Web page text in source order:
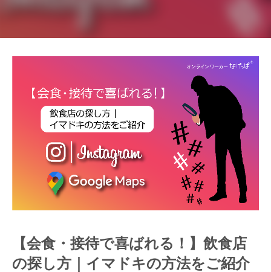
【会食・接待で喜ばれる！】飲食店の探
し方｜イマドキの方法をご紹介
【会食・接待で喜ばれる！】飲食店
の探し方｜イマドキの方法をご紹介